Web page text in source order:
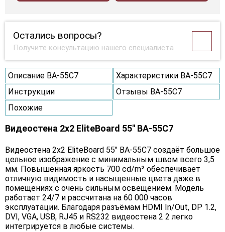
Остались вопросы?
Получите консультацию нашего специалиста
Описание BA-55C7
Характеристики BA-55C7
Инструкции
Отзывы BA-55C7
Похожие
Видеостена 2x2 EliteBoard 55" BA-55C7
Видеостена 2х2 EliteBoard 55" BA-55C7 создаёт большое
цельное изображение с минимальным швом всего 3,5
мм. Повышенная яркость 700 cd/m² обеспечивает
отличную видимость и насыщенные цвета даже в
помещениях с очень сильным освещением. Модель
работает 24/7 и рассчитана на 60 000 часов
эксплуатации. Благодаря разъёмам HDMI In/Out, DP 1.2,
DVI, VGA, USB, RJ45 и RS232 видеостена 2 2 легко
интегрируется в любые системы.